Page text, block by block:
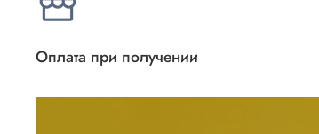
Оплата при получении